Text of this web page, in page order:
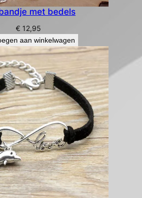
met bedels
€ 12,95
aan winkelwagen